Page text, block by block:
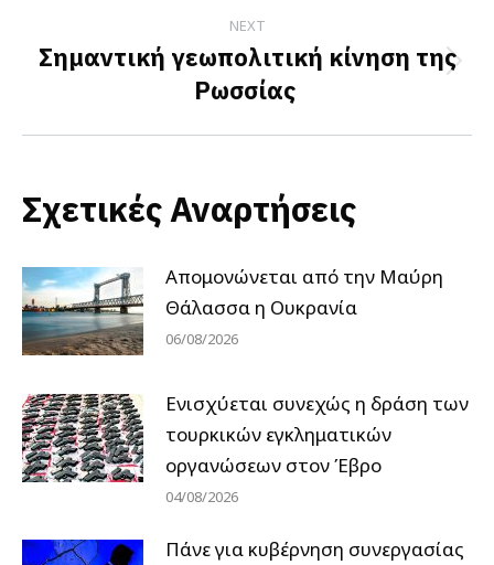
NEXT
Next
post:
Σημαντική γεωπολιτική κίνηση της
Ρωσσίας
Σχετικές Αναρτήσεις
Απομονώνεται από την Μαύρη
Θάλασσα η Ουκρανία
06/08/2026
Ενισχύεται συνεχώς η δράση των
τουρκικών εγκληματικών
οργανώσεων στον Έβρο
04/08/2026
Πάνε για κυβέρνηση συνεργασίας